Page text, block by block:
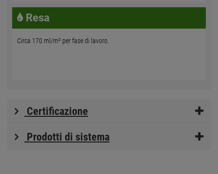
Resa
Circa 170 ml/m² per fase di lavoro.
Certificazione
Prodotti di sistema